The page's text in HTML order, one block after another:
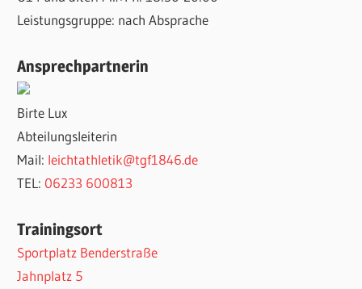
Leistungsgruppe: nach Absprache
Ansprechpartnerin
Birte Lux
Abteilungsleiterin
Mail: leichtathletik@tgf1846.de
TEL: 06233 600813
Trainingsort
Sportplatz Benderstraße
Jahnplatz 5